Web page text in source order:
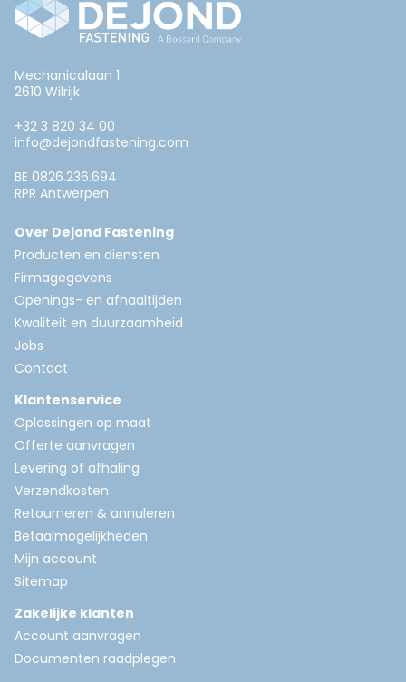
Mechanicalaan 1
2610 Wilrijk
+32 3 820 34 00
info@dejondfastening.com
BE 0826.236.694
RPR Antwerpen
Over Dejond Fastening
Producten en diensten
Firmagegevens
Openings- en afhaaltijden
Kwaliteit en duurzaamheid
Jobs
Contact
Klantenservice
Oplossingen op maat
Offerte aanvragen
Levering of afhaling
Verzendkosten
Retourneren & annuleren
Betaalmogelijkheden
Mijn account
Sitemap
Zakelijke klanten
Account aanvragen
Documenten raadplegen